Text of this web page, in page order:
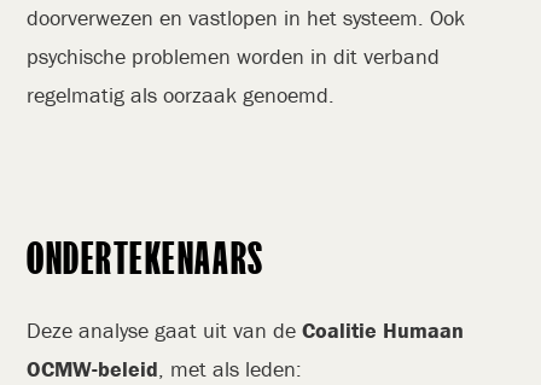
doorverwezen en vastlopen in het systeem. Ook
psychische problemen worden in dit verband
regelmatig als oorzaak genoemd.
ONDERTEKENAARS
Deze analyse gaat uit van deCoalitie Humaan
OCMW-beleid, met als leden: